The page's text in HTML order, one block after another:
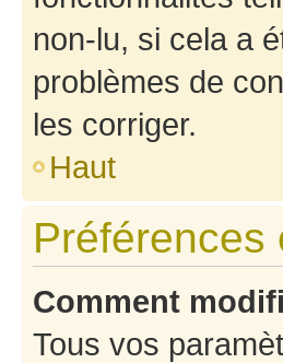
non-lu, si cela a
problèmes de
les corriger.
Haut
Préférences
Comment
Tous vos